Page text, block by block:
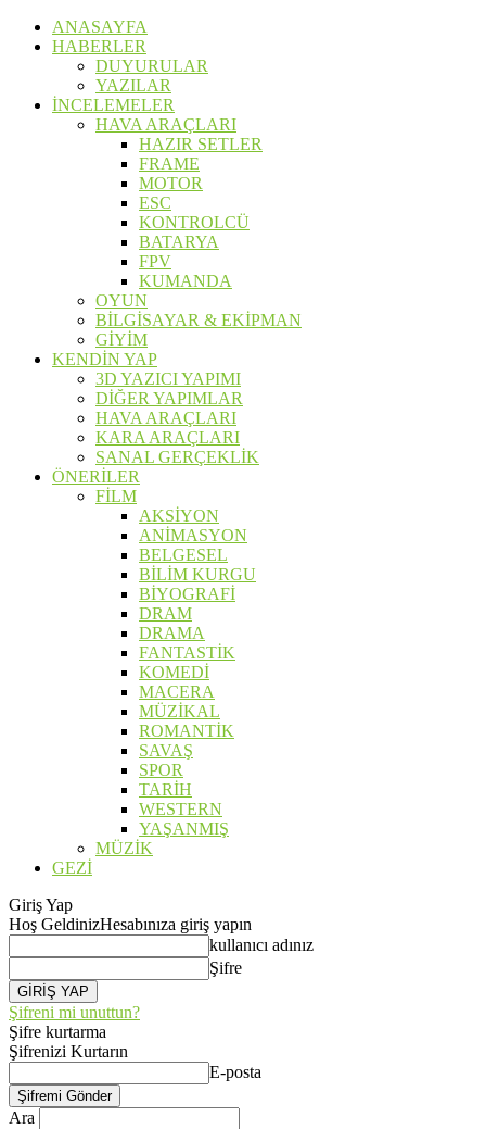
ANASAYFA
HABERLER
DUYURULAR
YAZILAR
İNCELEMELER
HAVA ARAÇLARI
HAZIR SETLER
FRAME
MOTOR
ESC
KONTROLCÜ
BATARYA
FPV
KUMANDA
OYUN
BİLGİSAYAR & EKİPMAN
GİYİM
KENDİN YAP
3D YAZICI YAPIMI
DİĞER YAPIMLAR
HAVA ARAÇLARI
KARA ARAÇLARI
SANAL GERÇEKLİK
ÖNERİLER
FİLM
AKSİYON
ANİMASYON
BELGESEL
BİLİM KURGU
BİYOGRAFİ
DRAM
DRAMA
FANTASTİK
KOMEDİ
MACERA
MÜZİKAL
ROMANTİK
SAVAŞ
SPOR
TARİH
WESTERN
YAŞANMIŞ
MÜZİK
GEZİ
Giriş Yap
Hoş GeldinizHesabınıza giriş yapın
kullanıcı adınız
Şifre
Şifreni mi unuttun?
Şifre kurtarma
Şifrenizi Kurtarın
E-posta
Ara